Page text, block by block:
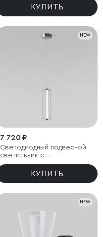
КУПИТЬ
NEW
7 720 ₽
Светодиодный подвесной
светильник с
регулировкой высоты
КУПИТЬ
NEW